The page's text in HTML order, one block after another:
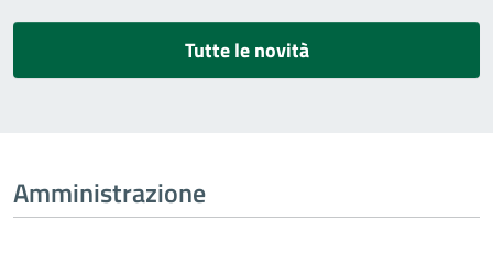
Tutte le novità
Amministrazione